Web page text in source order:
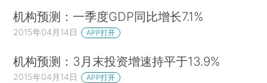
机构预测：一季度GDP同比增长7.1%
2015年04月14日 APP打开
机构预测：3月末投资增速持平于13.9%
2015年04月14日 APP打开